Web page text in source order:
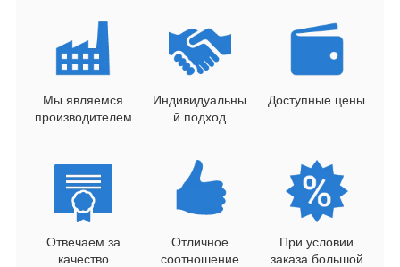
Мы являемся
производителем
Индивидуальны
й подход
Доступные цены
Отвечаем за
качество
Отличное
соотношение
При условии
заказа большой